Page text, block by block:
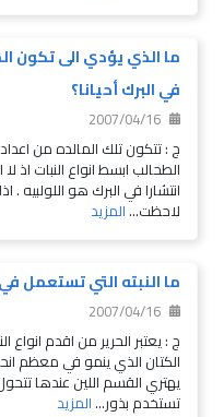
ما الذي يؤدي الى تكون
في البرك أحيانا؟
2007/04/16
ج : تتكون تلك المالده من
الطحالب ابسط انواع النبات اذ
انتشارا في البرك هو اللولبيه
لاحظت...المزيد
ما النبته التي تستعمل
2007/04/16
ج : يعتبر الحرير من اقدم
الكتان الذي ينمو في معظم
يهتري القسم اللين عندها
تستخدم بذور...المزيد